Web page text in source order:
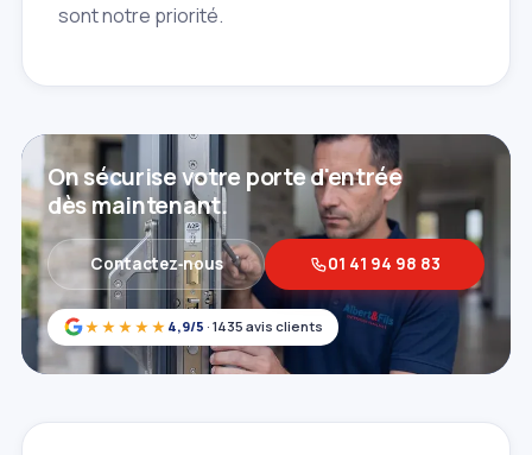
sont notre priorité.
★★★★★ 4,9/5 · 1435 avis clients
On sécurise votre porte d'entrée
dès maintenant.
Contactez‑nous 01 41 94 98 83